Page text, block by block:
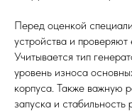
Перед оценкой
устройства и проверяют
Учитывается тип
уровень износа
корпуса. Также важную
запуска и